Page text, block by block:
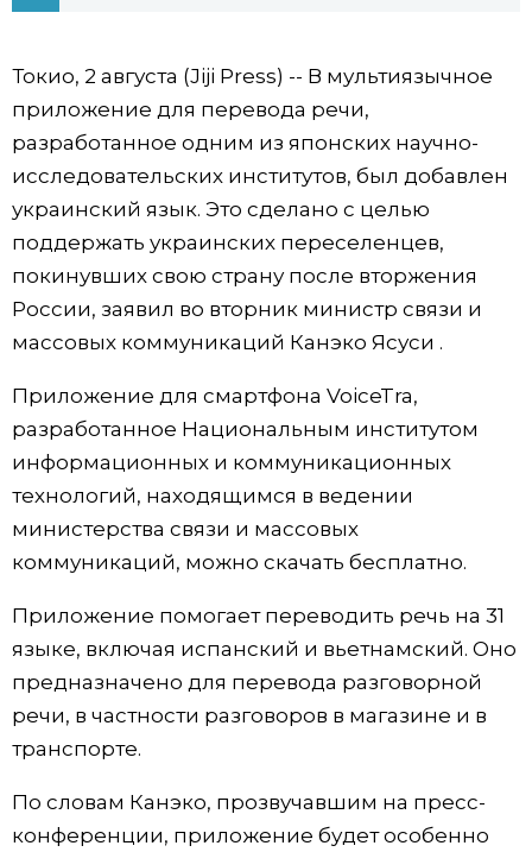
Разделы
Люди
Блог
Политика
Общество
Технологии
Токио
Популярные статьи
Японский язык
Японский калейдоскоп
Еда и напитки
official SNS
Токио, 2 августа (Jiji Press) -- В мультиязычное
приложение для перевода речи,
разработанное одним из японских научно-
исследовательских институтов, был добавлен
украинский язык. Это сделано с целью
поддержать украинских переселенцев,
покинувших свою страну после вторжения
России, заявил во вторник министр связи и
массовых коммуникаций Канэко Ясуси .
Приложение для смартфона VoiceTra,
разработанное Национальным институтом
информационных и коммуникационных
технологий, находящимся в ведении
министерства связи и массовых
коммуникаций, можно скачать бесплатно.
Приложение помогает переводить речь на 31
языке, включая испанский и вьетнамский. Оно
предназначено для перевода разговорной
речи, в частности разговоров в магазине и в
транспорте.
По словам Канэко, прозвучавшим на пресс-
конференции, приложение будет особенно